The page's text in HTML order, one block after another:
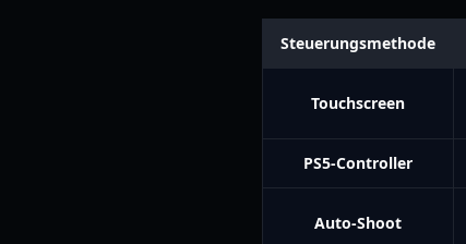
Steuerungsmethode
Touchscreen
PS5-Controller
Auto-Shoot